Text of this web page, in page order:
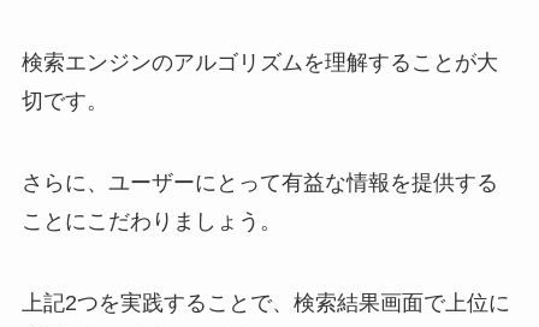
検索エンジンのアルゴリズムを理解することが大
切です。
さらに、ユーザーにとって有益な情報を提供する
ことにこだわりましょう。
上記2つを実践することで、検索結果画面で上位に